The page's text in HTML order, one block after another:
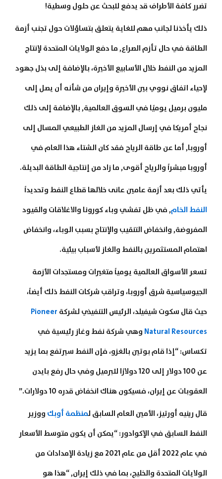
تضرر كافة الأطراف قد يدفع للبحث عن حلول وسطية!
ذلك يأخذنا لجانب مهم للغاية يتعلق بتساؤلات حول تجنب أزمة
الطاقة في حال تأزم الصراع, ما دفع الولايات المتحدة لإنتاج
المزيد من النفط خلال الأسابيع الأخيرة، بالإضافة إلى بذل جهود
لإحياء اتفاق نووي بين الأخيرة وإيران من شأنه أن يصل إلى
مليون برميل يوميًا في السوق العالمية, بالإضافة إلى ذلك
نجاح أمريكا في إرسال المزيد من الغاز الطبيعي المسال إلى
أوروبا, أما عن طاقة الرياح فقد كان الشتاء هذا العام في
أوروبا مبشراً والرياح أقوى, ما زاد من إنتاجية الطاقة البديلة.
يأتي ذلك بعد أزمة عامين عانى خلالها قطاع النفط وتحديداً
النفط الخام, في ظل تفشي وباء كورونا والاغلاقات والقيود
المفروضة, وانخفاض التنقيب والإنتاج بسبب الوباء، وانخفاض
اهتمام المستثمرين بالنفط والغاز لأسباب بيئية.
تسعر الأسواق العالمية يومياً متغيرات ومستجدات الأزمة
الجيوسياسية شرق أوروبا، وتراقب شركات النفط ذلك أيضاً،
حيث قال سكوت شيفيلد، الرئيس التنفيذي لشركة Pioneer
Natural Resources وهي شركة نفط وغاز رئيسية في
تكساس: “إذا قام بوتين بالغزو، فإن النفط سيرتفع بما يزيد
عن 100 دولار إلى 120 دولارًا للبرميل وفي حال رفع بايدن
العقوبات عن إيران، فسيكون هناك انخفاض قدره 10 دولارات.”
قال رينيه أورتيز، الأمين العام السابق لمنظمة أوبك ووزير
النفط السابق في الإكوادور: “يمكن أن يكون متوسط الأسعار
في عام 2022 أقل من عام 2021 مع زيادة الإمدادات من
الولايات المتحدة والخليج، بما في ذلك إيران, “هذا هو